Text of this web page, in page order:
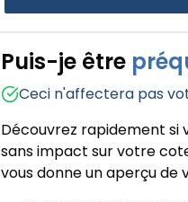
Puis-je être
Ceci n'affectera pas
Découvrez rapidement si
sans impact sur votre
vous donne un aperçu de